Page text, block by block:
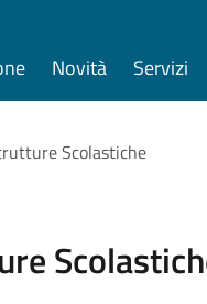
Novità Servizi
Scolastiche